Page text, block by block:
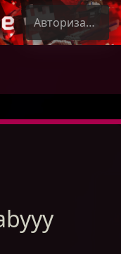
Авторизация